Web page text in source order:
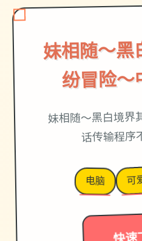
妹相随～黑
纷冒险～
妹相随～黑白境界
话传输程序
电脑 可